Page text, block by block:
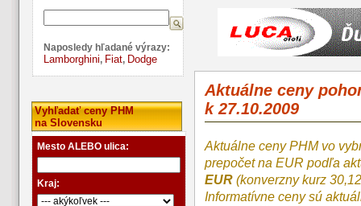
Naposledy hľadané výrazy:
Lamborghini, Fiat, Dodge
Vyhľadať ceny PHM
na Slovensku
Mesto ALEBO ulica:
Kraj:
Aktuálne ceny
k 27.10.2009
Aktuálne ceny PHM vo
prepočet na EUR podľa
EUR (konverzny kurz
Informatívne ceny sú